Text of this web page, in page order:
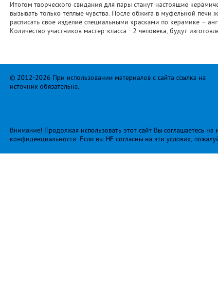
Итогом творческого свидания для пары станут настоящие
вызывать только теплые чувства. После обжига в муфельной
расписать свое изделие специальными красками по керамике –
Количество участников мастер-класса - 2 человека, будут
© 2012-2026 При использовании материалов с сайта ссылка на
источник обязательна.
Внимание! Продолжая использовать этот сайт Вы соглашаетесь
конфиденциальности. Если вы НЕ согласны на эти условия,